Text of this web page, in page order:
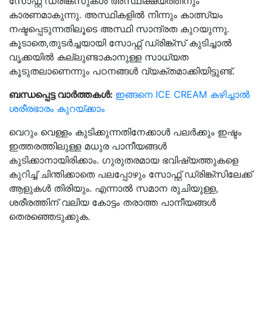
കാരണമാകുന്നു. അസ്ഥികളിൽ നിന്നും കാത്സ്യം
നഷ്ടപ്പെടുന്നതിലൂടെ അസ്ഥി സാന്ദ്രത കുറയുന്നു.
കൂടാതെ,തുടർച്ചയായി സോഫ്റ്റ് ഡ്രിങ്ക്സ് കുടിച്ചാൽ
വൃക്കയിൽ കല്ലുണ്ടാകാനുള്ള സാധ്യത
കൂടുതലാണെന്നും പഠനങ്ങൾ വ്യക്തമാക്കിയിട്ടുണ്ട്.
ബന്ധപ്പെട്ട വാർത്തകൾ: ഇങ്ങനെ ICE CREAM കഴിച്ചാൽ
ശരീരഭാരം കുറയ്ക്കാം
വെറും വെള്ളം കുടിക്കുന്നതിനേക്കാൾ പലർക്കും ഇഷ്ടം
ഇത്തരത്തിലുള്ള മധുര പാനീയങ്ങൾ
കുടിക്കാനായിരിക്കാം. ഗുരുതരമായ ഭവിഷ്യത്തുകളെ
കുറിച്ച് ചിന്തിക്കാതെ പലപ്പോഴും സോഫ്റ്റ് ഡ്രിങ്ക്സിലേക്ക്
ആളുകൾ തിരിയും. എന്നാൽ സമാന രുചിയുള്ള,
ശരീരത്തിന് വലിയ കോട്ടം തരാത്ത പാനീയങ്ങൾ
തെരഞ്ഞെടുക്കുക.